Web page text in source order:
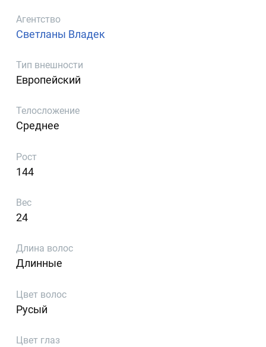
Агентство
Светланы Владек
Тип внешности
Европейский
Телосложение
Среднее
Рост
144
Вес
24
Длина волос
Длинные
Цвет волос
Русый
Цвет глаз